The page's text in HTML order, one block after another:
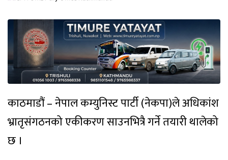
काठमाडौं – नेपाल कम्युनिस्ट पार्टी (नेकपा)ले अधिकांश
भ्रातृसंगठनको एकीकरण साउनभित्रै गर्ने तयारी थालेको
छ ।